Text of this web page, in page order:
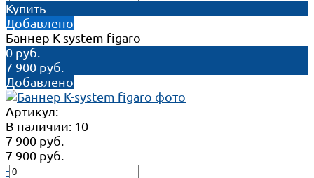
Купить
Добавлено
Баннер K-system figaro
0 руб.
7 900 руб.
Добавлено
Артикул:
В наличии: 10
7 900 руб.
7 900 руб.
-